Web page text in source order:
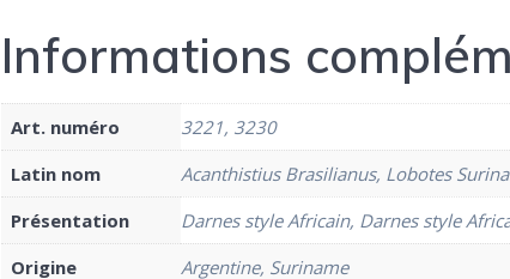
Informations
Art. numéro
3221, 3230
Latin nom
Acanthistius Brasilianus, Lobotes
Présentation
Darnes style Africain, Darnes style
Origine
Argentine, Suriname